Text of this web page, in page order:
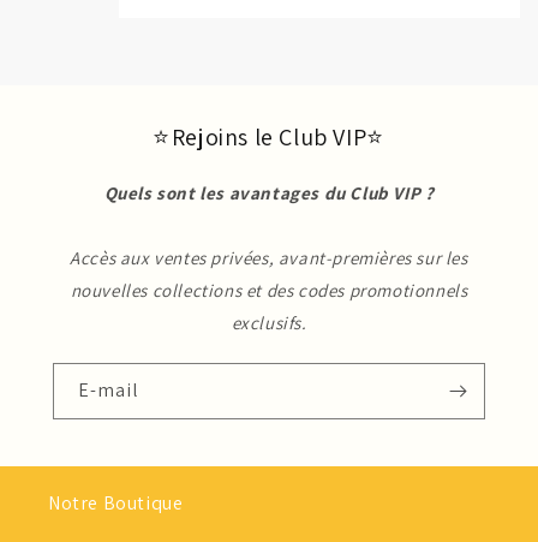
⭐ Rejoins le Club VIP⭐
Quels sont les avantages du Club VIP ?
Accès aux ventes privées, avant-premières sur les
nouvelles collections et des codes promotionnels
exclusifs.
E-mail
Notre Boutique